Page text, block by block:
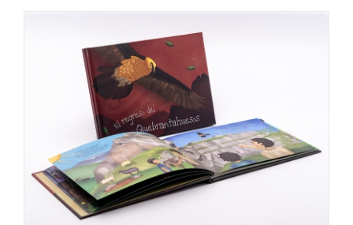
variantes.
Las
opciones
se
pueden
elegir
en
la
página
de
producto